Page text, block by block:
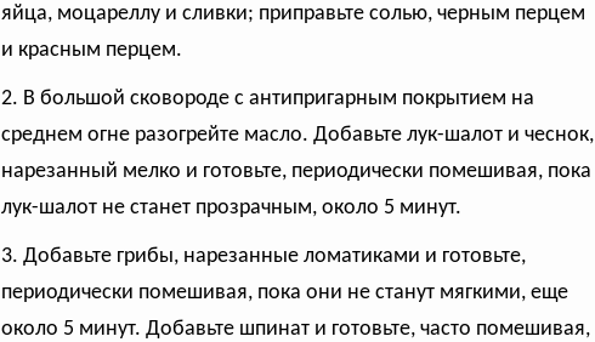
яйца, моцареллу и сливки; приправьте солью, черным перцем
и красным перцем.
2. В большой сковороде с антипригарным покрытием на
среднем огне разогрейте масло. Добавьте лук-шалот и чеснок,
нарезанный мелко и готовьте, периодически помешивая, пока
лук-шалот не станет прозрачным, около 5 минут.
3. Добавьте грибы, нарезанные ломатиками и готовьте,
периодически помешивая, пока они не станут мягкими, еще
около 5 минут. Добавьте шпинат и готовьте, часто помешивая,